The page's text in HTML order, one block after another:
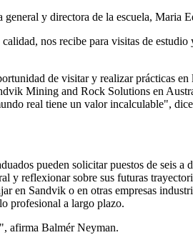
y directora de la escuela, Maria
nos recibe para visitas de
de visitar y realizar prácticas
Mining and Rock Solutions en
real tiene un valor incalculable",
pueden solicitar puestos de seis
reflexionar sobre sus futuras
en Sandvik o en otras empresas
profesional a largo plazo.
afirma Balmér Neyman.